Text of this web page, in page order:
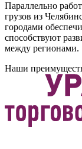
Параллельно
грузов из
городами
способствуют
между регионами.
Наши